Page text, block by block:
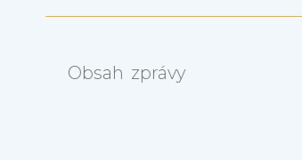
Obsah zprávy